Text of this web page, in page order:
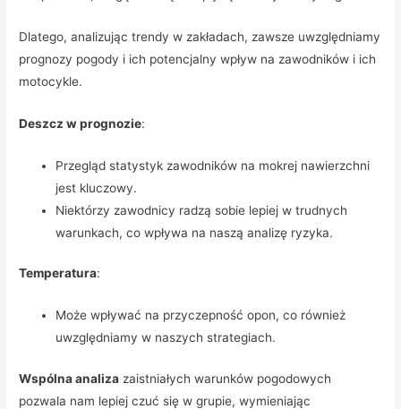
Dlatego, analizując trendy w zakładach, zawsze uwzględniamy
prognozy pogody i ich potencjalny wpływ na zawodników i ich
motocykle.
Deszcz w prognozie:
Przegląd statystyk zawodników na mokrej nawierzchni
jest kluczowy.
Niektórzy zawodnicy radzą sobie lepiej w trudnych
warunkach, co wpływa na naszą analizę ryzyka.
Temperatura:
Może wpływać na przyczepność opon, co również
uwzględniamy w naszych strategiach.
Wspólna analiza zaistniałych warunków pogodowych
pozwala nam lepiej czuć się w grupie, wymieniając